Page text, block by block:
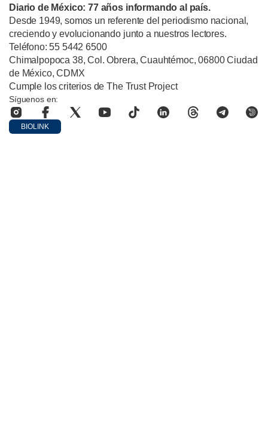
Diario de México: 77 años informando al país.
Desde 1949, somos un referente del periodismo nacional,
creciendo y evolucionando junto a nuestros lectores.
Teléfono: 55 5442 6500
Chimalpopoca 38, Col. Obrera, Cuauhtémoc, 06800 Ciudad
de México, CDMX
Cumple los criterios de The Trust Project
Síguenos en:
BIOLINK